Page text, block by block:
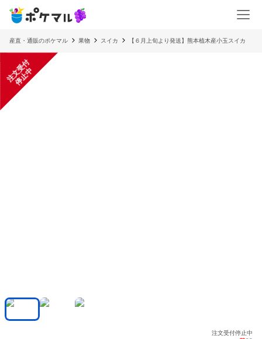
産直・通販のポケマル 果物 スイカ 【６月上旬より発送】熊本植木産小玉スイカ
注
文
受
付
停
止
中
注文受付停止中